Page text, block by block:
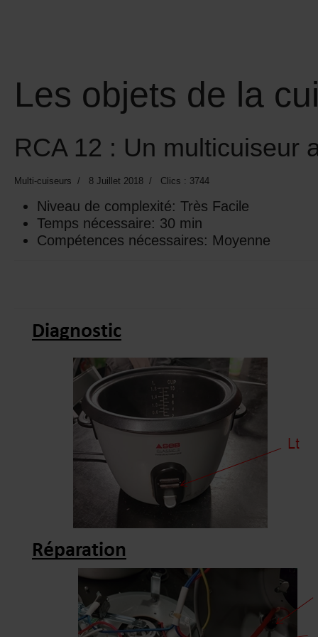
Les objets de la
RCA 12 : Un multicuiseur
Multi-cuiseurs 8 Juillet 2018 Clics : 3744
Niveau de complexité: Très Facile
Temps nécessaire: 30 min
Compétences nécessaires: Moyenne